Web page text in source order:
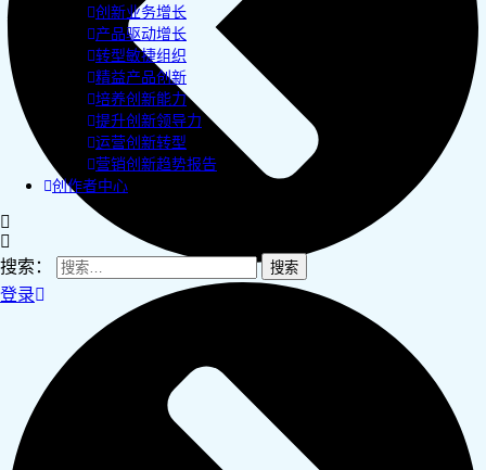
创新业务增长
产品驱动增长
转型敏捷组织
精益产品创新
培养创新能力
提升创新领导力
运营创新转型
营销创新趋势报告
创作者中心
搜索：
登录